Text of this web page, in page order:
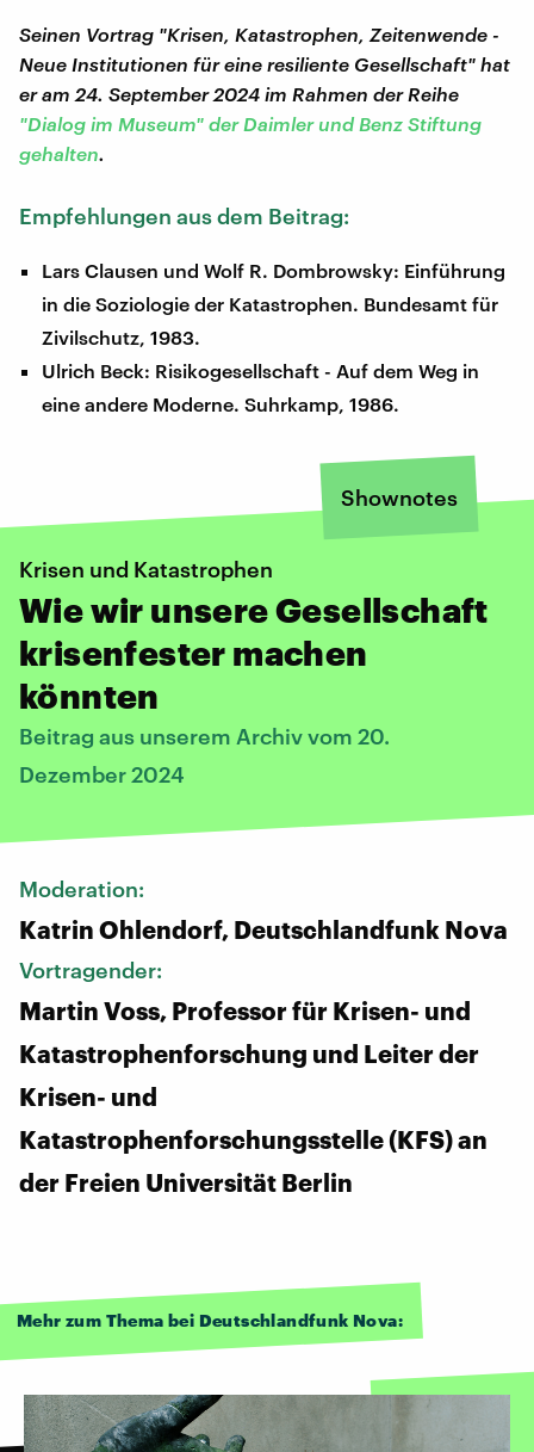
Seinen Vortrag "Krisen, Katastrophen, Zeitenwende -
Neue Institutionen für eine resiliente Gesellschaft" hat
er am 24. September 2024 im Rahmen der Reihe
"Dialog im Museum" der Daimler und Benz Stiftung
gehalten.
Empfehlungen aus dem Beitrag:
Lars Clausen und Wolf R. Dombrowsky: Einführung
in die Soziologie der Katastrophen. Bundesamt für
Zivilschutz, 1983.
Ulrich Beck: Risikogesellschaft - Auf dem Weg in
eine andere Moderne. Suhrkamp, 1986.
Shownotes
Krisen und Katastrophen
Wie wir unsere Gesellschaft
krisenfester machen
könnten
Beitrag aus unserem Archiv vom 20.
Dezember 2024
Moderation:
Katrin Ohlendorf, Deutschlandfunk Nova
Vortragender:
Martin Voss, Professor für Krisen- und
Katastrophenforschung und Leiter der
Krisen- und
Katastrophenforschungsstelle (KFS) an
der Freien Universität Berlin
Mehr zum Thema bei Deutschlandfunk Nova: